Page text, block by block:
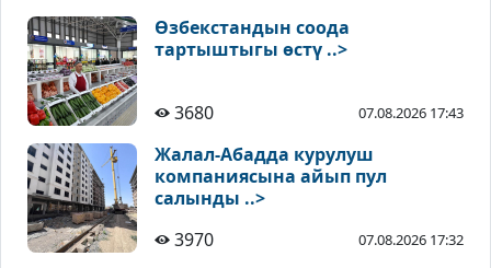
Өзбекстандын соода
тартыштыгы өстү ..>
3680 07.08.2026 17:43
Жалал-Абадда курулуш
компаниясына айып пул
салынды ..>
3970
07.08.2026 17:32